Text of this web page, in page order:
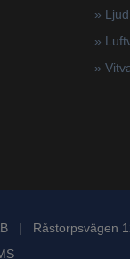
-
»
»
»
|